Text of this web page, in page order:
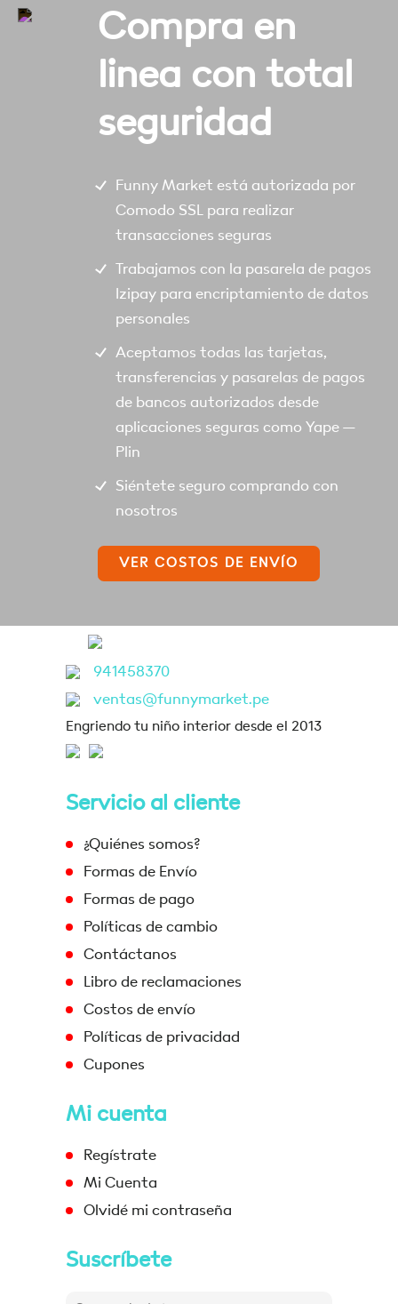
Compra en
linea con total
seguridad
Funny Market está autorizada por
Comodo SSL para realizar
transacciones seguras
Trabajamos con la pasarela de pagos
Izipay para encriptamiento de datos
personales
Aceptamos todas las tarjetas,
transferencias y pasarelas de pagos
de bancos autorizados desde
aplicaciones seguras como Yape –
Plin
Siéntete seguro comprando con
nosotros
VER COSTOS DE ENVÍO
941458370
ventas@funnymarket.pe
Engriendo tu niño interior desde el 2013
Servicio al cliente
¿Quiénes somos?
Formas de Envío
Formas de pago
Políticas de cambio
Contáctanos
Libro de reclamaciones
Costos de envío
Políticas de privacidad
Cupones
Mi cuenta
Regístrate
Mi Cuenta
Olvidé mi contraseña
Suscríbete